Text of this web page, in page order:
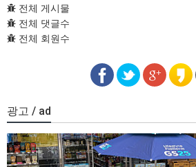
전체 게시물
전체 댓글수
전체 회원수
광고 / ad